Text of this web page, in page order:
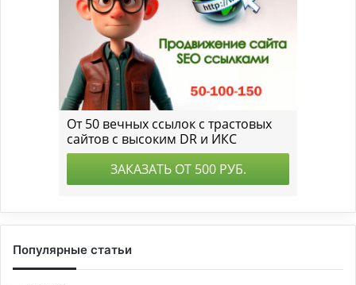
Популярные статьи